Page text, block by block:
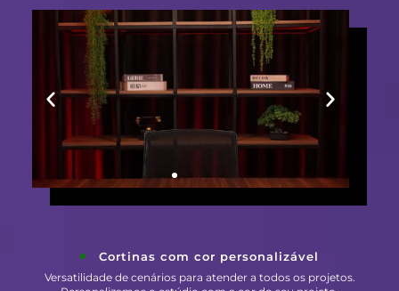
Cortinas com cor personalizável
Versatilidade de cenários para atender a todos os projetos.